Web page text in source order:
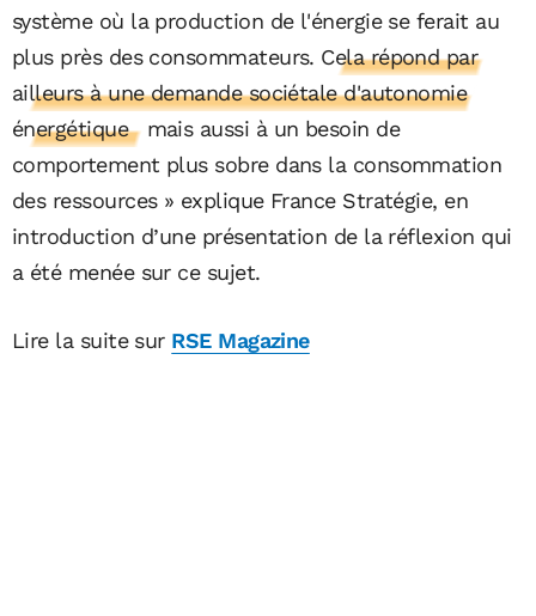
système où la production de l'énergie se ferait au
plus près des consommateurs. Cela répond par
ailleurs à une demande sociétale d'autonomie
énergétique mais aussi à un besoin de
comportement plus sobre dans la consommation
des ressources » explique France Stratégie, en
introduction d’une présentation de la réflexion qui
a été menée sur ce sujet.
Lire la suite sur RSE Magazine